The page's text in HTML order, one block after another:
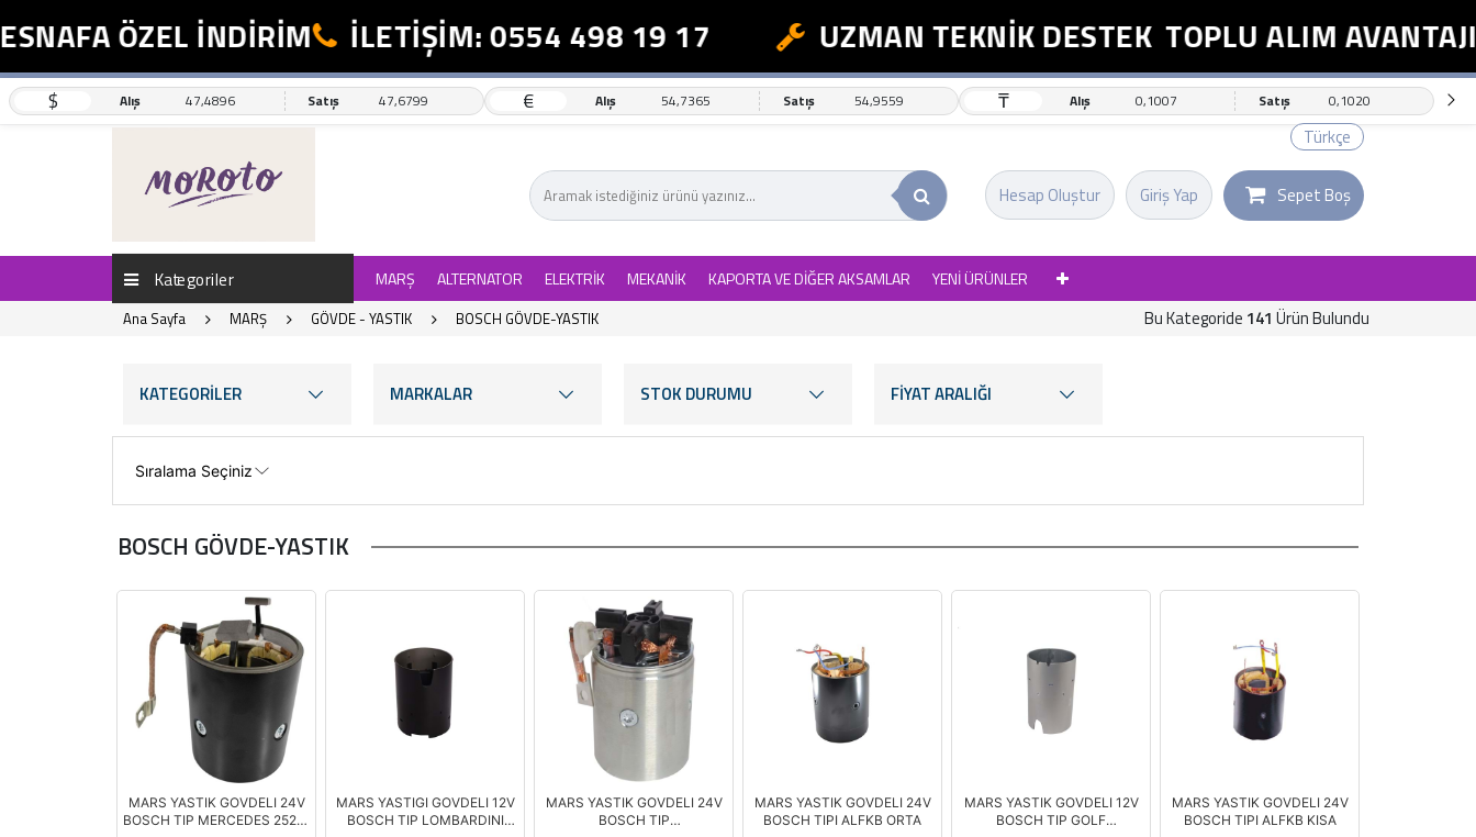
ÖZEL İNDİRİM İLETİŞİM: 0554 498 19 17 UZMAN TEKNİK DESTEK TOPLU ALIM AVANTAJI
$ Alış 47,4896 Satış 47,6799 € Alış 54,7365 Satış 54,9559 ₸ Alış 0,1007 Satış 0,1020
Türkçe
Giriş Yap
Hesap Oluştur Sepet Boş
Kategoriler MARŞ ALTERNATOR ELEKTRİK MEKANİK KAPORTA VE DİĞER AKSAMLAR YENİ ÜRÜNLER
Ana Sayfa MARŞ GÖVDE - YASTIK BOSCH GÖVDE-YASTIK Bu Kategoride 141 Ürün Bulundu
KATEGORİLER MARKALAR STOK DURUMU FİYAT ARALIĞI
BOSCH GÖVDE-YASTIK
MARS YASTIK GOVDELI 24V
BOSCH TIP MERCEDES 2521-
MARS YASTIGI GOVDELI 12V
BOSCH TIP LOMBARDINI
MARS YASTIK GOVDELI 24V
BOSCH TIP
MARS YASTIK GOVDELI 24V
BOSCH TIPI ALFKB ORTA
MARS YASTIK GOVDELI 12V
BOSCH TIP GOLF
MARS YASTIK GOVDELI 24V
BOSCH TIPI ALFKB KISA